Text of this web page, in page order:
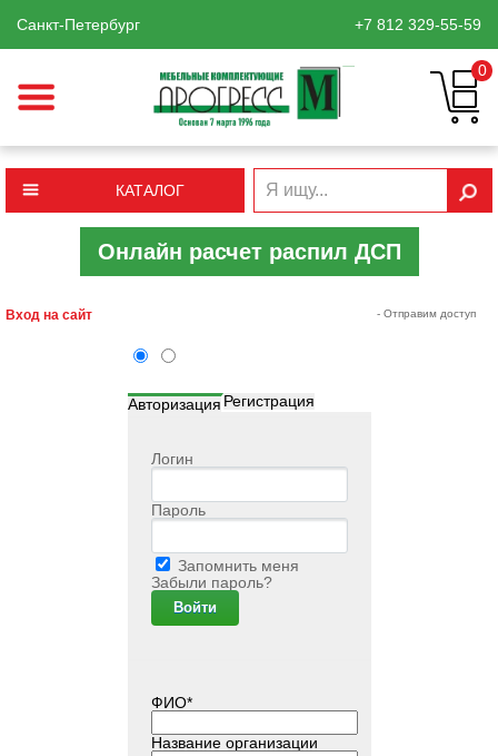
Санкт-Петербург +7 812 329-55-59
0
КАТАЛОГ
Онлайн расчет распил ДСП
Вход на сайт
Авторизация Регистрация
Логин
Пароль
Запомнить меня
Забыли пароль?
ФИО*
Название организации
- Отправим доступ